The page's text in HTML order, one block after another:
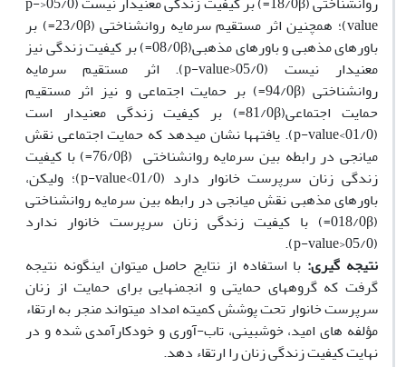
value)؛ همچنین اثر مستقیم سرمایه روانشناختی (23/0β=) بر
باورهای مذهبی و باورهای مذهبی(08/0β=) بر کیفیت زندگی نیز
معنی­دار نیست (05/0<p-value). اثر مستقیم سرمایه
روانشناختی (94/0β=) بر حمایت اجتماعی و نیز اثر مستقیم
حمایت اجتماعی(81/0β=) بر کیفیت زندگی معنی­دار است
(01/0>p-value). یافته­ها نشان می­دهد که حمایت اجتماعی نقش
میانجی در رابطه بین سرمایه روانشناختی (76/0β=) با کیفیت
زندگی زنان سرپرست خانوار دارد (01/0>p-value)؛ ولیکن،
باورهای مذهبی نقش میانجی در رابطه بین سرمایه روانشناختی
(018/0β=) با کیفیت زندگی زنان سرپرست خانوار ندارد
(05/0<p-value).
نتیجه­ گیری: با استفاده از نتایج حاصل می­توان اینگونه نتیجه
گرفت که گروه­های حمایتی و انجمن­هایی برای حمایت از زنان
سرپرست خانوار تحت پوشش کمیته امداد می­تواند منجر به ارتقاء
مؤلفه­ های امید، خوش­بینی، تاب-آوری و خودکارآمدی شده و در
نهایت کیفیت زندگی زنان را ارتقاء دهد.